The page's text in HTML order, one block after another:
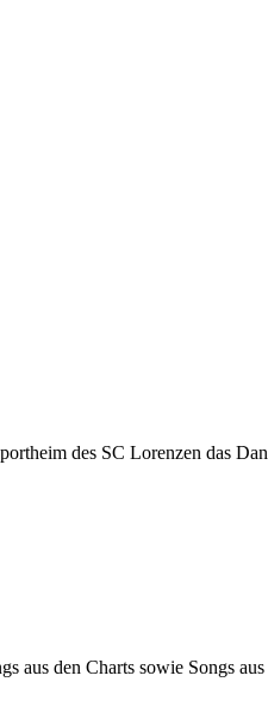
des SC Lorenzen das
aus den Charts sowie Songs